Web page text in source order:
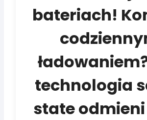
bateriach!
technologia
state